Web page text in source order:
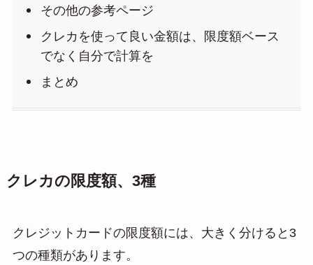
その他の参考ページ
クレカを使って良い金額は、限度額ベース
でなく自分で計算を
まとめ
クレカの限度額、3種
クレジットカードの限度額には、大きく分けると3
つの種類があります。